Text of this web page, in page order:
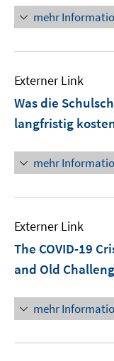
mehr
Externer Link
Was die
langfristig
mehr
Externer Link
The COVID-19
and Old
mehr